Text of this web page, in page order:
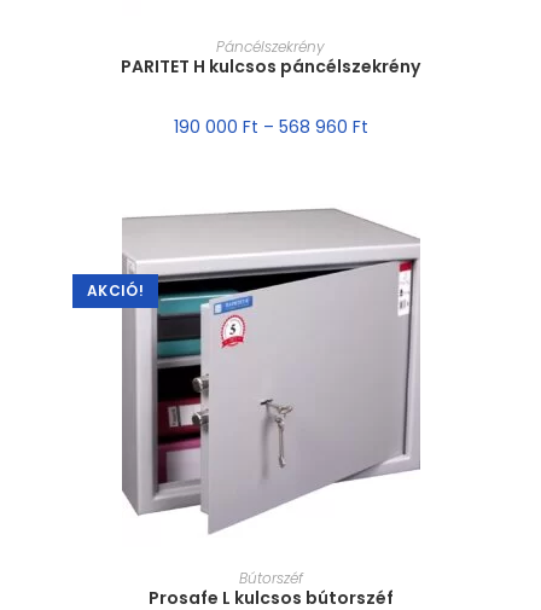
MÉRET VÁLASZTÁSA
Páncélszekrény
PARITET H kulcsos páncélszekrény
190 000 Ft – 568 960 Ft
AKCIÓ!
MÉRET VÁLASZTÁSA
Bútorszéf
Prosafe L kulcsos bútorszéf